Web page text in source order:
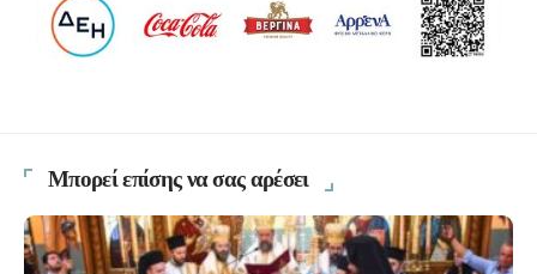
Μπορεί επίσης να σας αρέσει